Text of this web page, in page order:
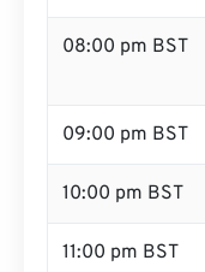
08:00 pm BST
09:00 pm BST
10:00 pm BST
11:00 pm BST